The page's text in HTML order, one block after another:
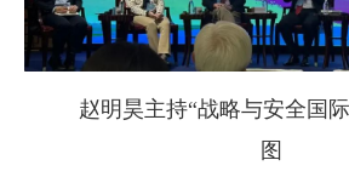
赵明昊主持“战略与安全国
图